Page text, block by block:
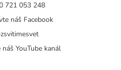
721 053 248
náš Facebook
YouTube kanál